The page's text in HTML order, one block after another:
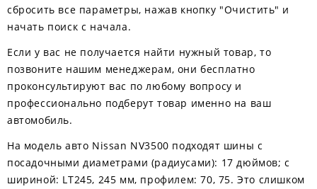
сбросить все параметры, нажав кнопку "Очистить" и
начать поиск с начала.
Если у вас не получается найти нужный товар, то
позвоните нашим менеджерам, они бесплатно
проконсультируют вас по любому вопросу и
профессионально подберут товар именно на ваш
автомобиль.
На модель авто Nissan NV3500 подходят шины с
посадочными диаметрами (радиусами): 17 дюймов; с
шириной: LT245, 245 мм, профилем: 70, 75. Это слишком